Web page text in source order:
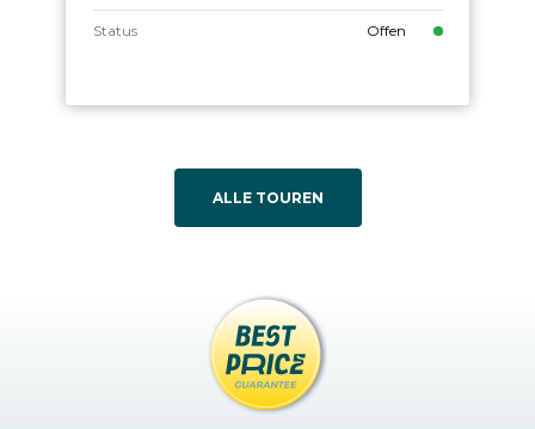
Status Offen
ALLE TOUREN